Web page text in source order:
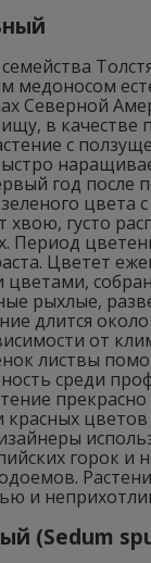
медоносом
Северной
в качестве
с
год после
цвета
густо
Период
Цветет
рыхлые,
длится
от
листвы
среди
горок и
и
(Sedum